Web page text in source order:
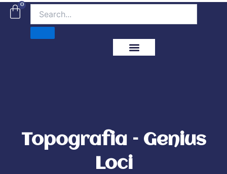
contenido
0
Carrito
Topografia – Genius
Loci